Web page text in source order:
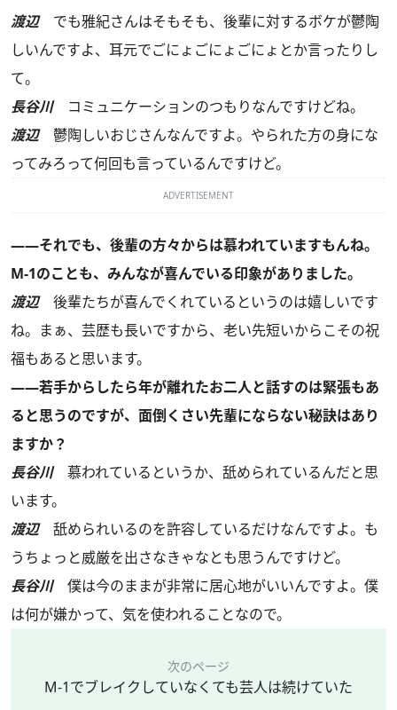
渡辺でも雅紀さんはそもそも、後輩に対するボケが鬱陶
しいんですよ、耳元でごにょごにょごにょとか言ったりし
て。
長谷川コミュニケーションのつもりなんですけどね。
渡辺鬱陶しいおじさんなんですよ。やられた方の身にな
ってみろって何回も言っているんですけど。
ADVERTISEMENT
――それでも、後輩の方々からは慕われていますもんね。
M-1のことも、みんなが喜んでいる印象がありました。
渡辺後輩たちが喜んでくれているというのは嬉しいです
ね。まぁ、芸歴も長いですから、老い先短いからこその祝
福もあると思います。
――若手からしたら年が離れたお二人と話すのは緊張もあ
ると思うのですが、面倒くさい先輩にならない秘訣はあり
ますか？
長谷川慕われているというか、舐められているんだと思
います。
渡辺舐められいるのを許容しているだけなんですよ。も
うちょっと威厳を出さなきゃなとも思うんですけど。
長谷川僕は今のままが非常に居心地がいいんですよ。僕
は何が嫌かって、気を使われることなので。
次のページ
M-1でブレイクしていなくても芸人は続けていた